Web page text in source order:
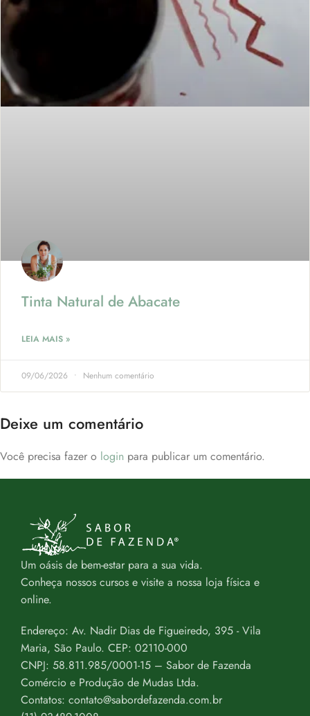
Tinta Natural de Abacate
LEIA MAIS »
09/06/2026 Nenhum comentário
Deixe um comentário
Você precisa fazer o login para publicar um comentário.
Um oásis de bem-estar para a sua vida.
Conheça nossos cursos e visite a nossa loja física e
online.
Endereço: Av. Nadir Dias de Figueiredo, 395 - Vila
Maria, São Paulo. CEP: 02110-000
CNPJ: 58.811.985/0001-15 – Sabor de Fazenda
Comércio e Produção de Mudas Ltda.
Contatos: contato@sabordefazenda.com.br